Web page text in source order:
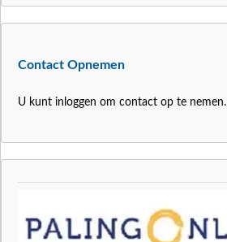
Contact Opnemen
U kunt inloggen om contact op te nemen.